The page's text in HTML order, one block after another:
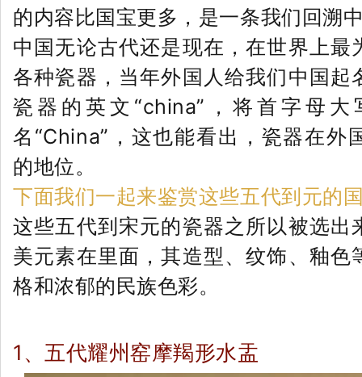
的内容比国宝更多，是一条我们回溯
中国无论古代还是现在，在世界上最
各种瓷器，当年外国人给我们中国起
瓷器的英文“china”，将首字母
名“China”，这也能看出，瓷器在外
的地位。
下面我们一起来鉴赏这些五代到元的
这些五代到宋元的瓷器之所以被选出
美元素在里面，其造型、纹饰、釉色
格和浓郁的民族色彩。
1、五代耀州窑摩羯形水盂